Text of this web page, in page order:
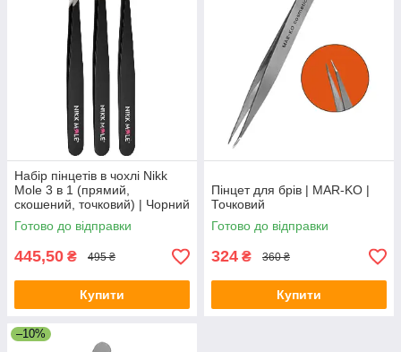
Набір пінцетів в чохлі Nikk
Mole 3 в 1 (прямий,
скошений, точковий) | Чорний
Готово до відправки
445,50 ₴ 495 ₴
Купити
Пінцет для брів | MAR-KO |
Точковий
Готово до відправки
324 ₴ 360 ₴
Купити
–10%